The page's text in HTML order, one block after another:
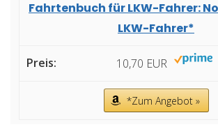
Fahrtenbuch für LKW-Fahrer:
LKW-Fahrer*
10,70 EUR
*Zum Angebot »